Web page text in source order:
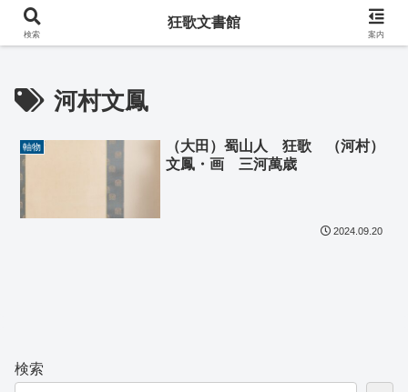
阿波の狂歌師・遠藤春足コレクション
河村文鳳
軸物
（大田）蜀山人 狂歌 （河村）
文鳳・画 三河萬歳
2024.09.20
検索
検索
狂歌文書館
案内